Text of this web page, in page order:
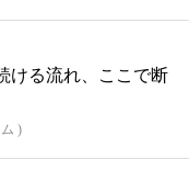
ける流れ、ここで断
)